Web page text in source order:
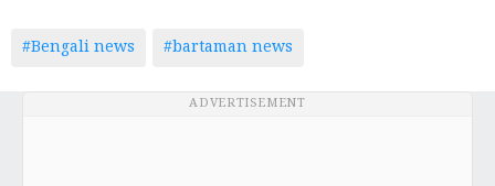
#Bengali news #bartaman news
ADVERTISEMENT